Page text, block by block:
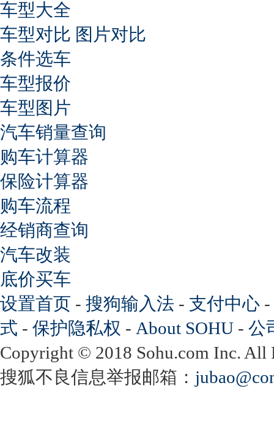
车型大全
车型对比 图片对比
条件选车
车型报价
车型图片
汽车销量查询
购车计算器
保险计算器
购车流程
经销商查询
汽车改装
底价买车
设置首页 - 搜狗输入法 - 支付中心 -
式 - 保护隐私权 - About SOHU - 公
Copyright © 2018 Sohu.com Inc.
搜狐不良信息举报邮箱：